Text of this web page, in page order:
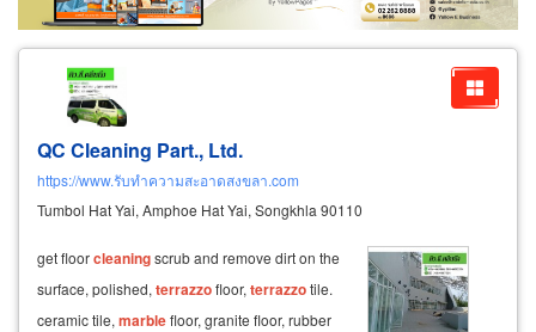
Exporter/Importer
Service Business
QC Cleaning Part., Ltd.
https://www.รับทำความสะอาดสงขลา.com
Tumbol Hat Yai, Amphoe Hat Yai, Songkhla 90110
get floorcleaningscrub and remove dirt on the
surface, polished, terrazzofloor, terrazzotile.
ceramic tile, marblefloor, granite floor, rubber